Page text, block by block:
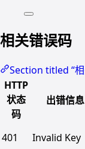
相关错误码
Section titled “
HTTP
状态
码
出错信息
401 Invalid Key